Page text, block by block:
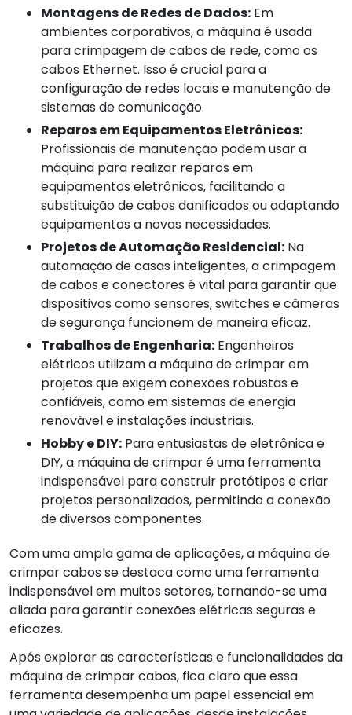
Montagens de Redes de Dados: Em
ambientes corporativos, a máquina é usada
para crimpagem de cabos de rede, como os
cabos Ethernet. Isso é crucial para a
configuração de redes locais e manutenção de
sistemas de comunicação.
Reparos em Equipamentos Eletrônicos:
Profissionais de manutenção podem usar a
máquina para realizar reparos em
equipamentos eletrônicos, facilitando a
substituição de cabos danificados ou adaptando
equipamentos a novas necessidades.
Projetos de Automação Residencial: Na
automação de casas inteligentes, a crimpagem
de cabos e conectores é vital para garantir que
dispositivos como sensores, switches e câmeras
de segurança funcionem de maneira eficaz.
Trabalhos de Engenharia: Engenheiros
elétricos utilizam a máquina de crimpar em
projetos que exigem conexões robustas e
confiáveis, como em sistemas de energia
renovável e instalações industriais.
Hobby e DIY: Para entusiastas de eletrônica e
DIY, a máquina de crimpar é uma ferramenta
indispensável para construir protótipos e criar
projetos personalizados, permitindo a conexão
de diversos componentes.
Com uma ampla gama de aplicações, a máquina de
crimpar cabos se destaca como uma ferramenta
indispensável em muitos setores, tornando-se uma
aliada para garantir conexões elétricas seguras e
eficazes.
Após explorar as características e funcionalidades da
máquina de crimpar cabos, fica claro que essa
ferramenta desempenha um papel essencial em